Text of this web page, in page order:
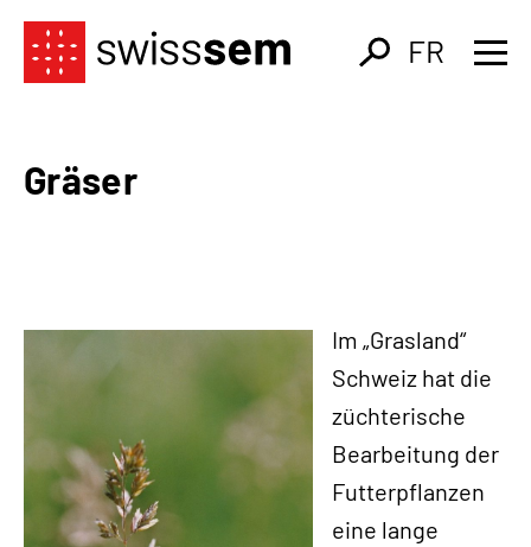
FR
Gräser
Im „Grasland“
Schweiz hat die
züchterische
Bearbeitung der
Futterpflanzen
eine lange